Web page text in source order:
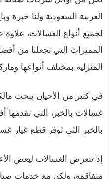
العربية السعودية ولنا
لجميع أنواع الغسالات، علاوة
المميزات التي تجعلنا من
المنزلية بمختلف أنواعها
في كثير من الأحيان يبحث
غسالات بالخبر، التي
بالخبر التي توفر قطع غيار
إذ تتعرض الغسالات لبعض
متفاقمة، ولكن مع خدمات